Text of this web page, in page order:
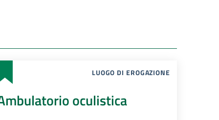
LUOGO DI EROGAZIONE
oculistica